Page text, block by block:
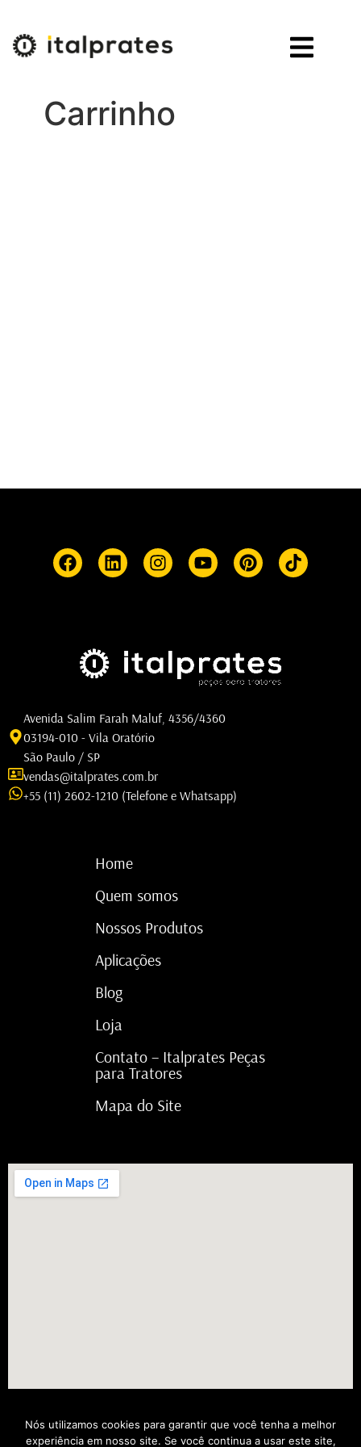
Carrinho
Avenida Salim Farah Maluf, 4356/4360
03194-010 - Vila Oratório
São Paulo / SP
vendas@italprates.com.br
+55 (11) 2602-1210 (Telefone e Whatsapp)
Home
Quem somos
Nossos Produtos
Aplicações
Blog
Loja
Contato – Italprates Peças
para Tratores
Mapa do Site
Nós utilizamos cookies para garantir que você tenha a melhor
experiência em nosso site. Se você continua a usar este site,